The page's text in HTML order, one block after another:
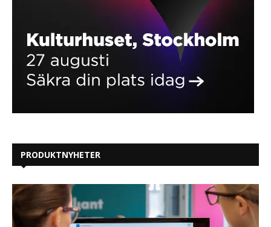
PRODUKTNYHETER